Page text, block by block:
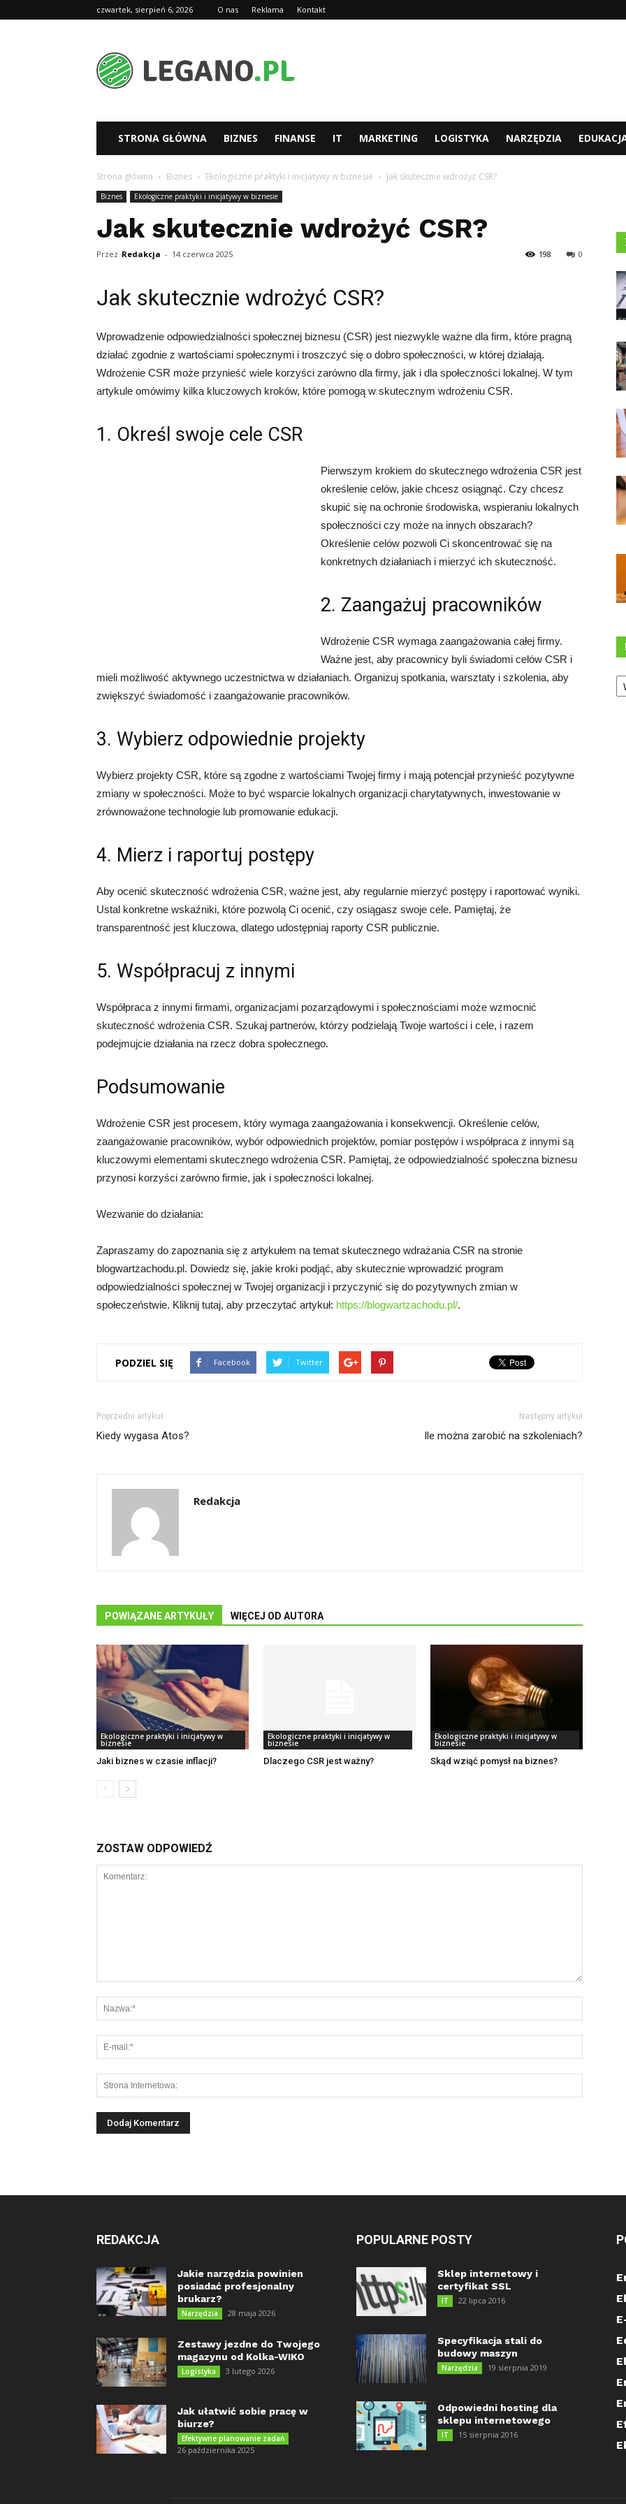
czwartek, sierpień 6, 2026 O nas Reklama Kontakt
STRONA GŁÓWNA BIZNES FINANSE IT MARKETING LOGISTYKA NARZĘDZIA
Strona główna Biznes Ekologiczne praktyki i inicjatywy w biznesie Jak skutecznie wdrożyć CSR?
Biznes Ekologiczne praktyki i inicjatywy w biznesie
Jak skutecznie wdrożyć CSR?
Przez Redakcja - 14 czerwca 2025 0
198
Jak skutecznie wdrożyć CSR?
Wprowadzenie odpowiedzialności społecznej biznesu (CSR) jest niezwykle ważne dla firm, które pragną
działać zgodnie z wartościami społecznymi i troszczyć się o dobro społeczności, w której działają.
Wdrożenie CSR może przynieść wiele korzyści zarówno dla firmy, jak i dla społeczności lokalnej. W tym
artykule omówimy kilka kluczowych kroków, które pomogą w skutecznym wdrożeniu CSR.
1. Określ swoje cele CSR
Pierwszym krokiem do skutecznego wdrożenia CSR jest
określenie celów, jakie chcesz osiągnąć. Czy chcesz
skupić się na ochronie środowiska, wspieraniu lokalnych
społeczności czy może na innych obszarach?
Określenie celów pozwoli Ci skoncentrować się na
konkretnych działaniach i mierzyć ich skuteczność.
2. Zaangażuj pracowników
Wdrożenie CSR wymaga zaangażowania całej firmy.
Ważne jest, aby pracownicy byli świadomi celów CSR i
mieli możliwość aktywnego uczestnictwa w działaniach. Organizuj spotkania, warsztaty i szkolenia, aby
zwiększyć świadomość i zaangażowanie pracowników.
3. Wybierz odpowiednie projekty
Wybierz projekty CSR, które są zgodne z wartościami Twojej firmy i mają potencjał przynieść pozytywne
zmiany w społeczności. Może to być wsparcie lokalnych organizacji charytatywnych, inwestowanie w
zrównoważone technologie lub promowanie edukacji.
4. Mierz i raportuj postępy
Aby ocenić skuteczność wdrożenia CSR, ważne jest, aby regularnie mierzyć postępy i raportować wyniki.
Ustal konkretne wskaźniki, które pozwolą Ci ocenić, czy osiągasz swoje cele. Pamiętaj, że
transparentność jest kluczowa, dlatego udostępniaj raporty CSR publicznie.
5. Współpracuj z innymi
Współpraca z innymi firmami, organizacjami pozarządowymi i społecznościami może wzmocnić
skuteczność wdrożenia CSR. Szukaj partnerów, którzy podzielają Twoje wartości i cele, i razem
podejmujcie działania na rzecz dobra społecznego.
Podsumowanie
Wdrożenie CSR jest procesem, który wymaga zaangażowania i konsekwencji. Określenie celów,
zaangażowanie pracowników, wybór odpowiednich projektów, pomiar postępów i współpraca z innymi są
kluczowymi elementami skutecznego wdrożenia CSR. Pamiętaj, że odpowiedzialność społeczna biznesu
przynosi korzyści zarówno firmie, jak i społeczności lokalnej.
Wezwanie do działania:
Zapraszamy do zapoznania się z artykułem na temat skutecznego wdrażania CSR na stronie
blogwartzachodu.pl. Dowiedz się, jakie kroki podjąć, aby skutecznie wprowadzić program
odpowiedzialności społecznej w Twojej organizacji i przyczynić się do pozytywnych zmian w
społeczeństwie. Kliknij tutaj, aby przeczytać artykuł: https://blogwartzachodu.pl/.
PODZIEL SIĘ Facebook Twitter
Poprzedni artykuł
Kiedy wygasa Atos?
Następny artykuł
Ile można zarobić na szkoleniach?
Redakcja
POWIĄZANE ARTYKUŁY WIĘCEJ OD AUTORA
Ekologiczne praktyki i inicjatywy w
biznesie
Jaki biznes w czasie inflacji?
Ekologiczne praktyki i inicjatywy w
biznesie
Dlaczego CSR jest ważny?
Ekologiczne praktyki i inicjatywy w
biznesie
Skąd wziąć pomysł na biznes?
ZOSTAW ODPOWIEDŹ
REDAKCJA
Jakie narzędzia powinien
posiadać profesjonalny
brukarz?
Narzędzia 28 maja 2026
Zestawy jezdne do Twojego
magazynu od Kolka-WIKO
Logistyka 3 lutego 2026
Jak ułatwić sobie pracę w
biurze?
Efektywne planowanie zadań
26 października 2025
POPULARNE POSTY
Sklep internetowy i
certyfikat SSL
IT 22 lipca 2016
Specyfikacja stali do
budowy maszyn
Narzędzia 19 sierpnia 2019
Odpowiedni hosting dla
sklepu internetowego
IT 15 sierpnia 2016